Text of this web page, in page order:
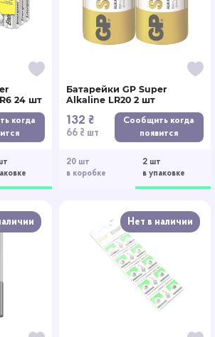
24 шт
когда
20 шт
в коробке
2 шт
в упаковке
Батарейки GP Super
Alkaline LR20 2 шт
132 ₴
66 ₴ шт
Сообщить когда
появится
Нет в наличии